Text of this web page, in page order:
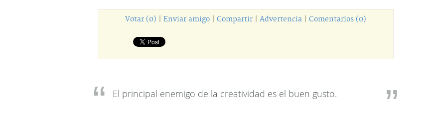
Votar (0) Enviar amigo Compartir Advertencia Comentarios (0)
El principal enemigo de la creatividad es el buen gusto.